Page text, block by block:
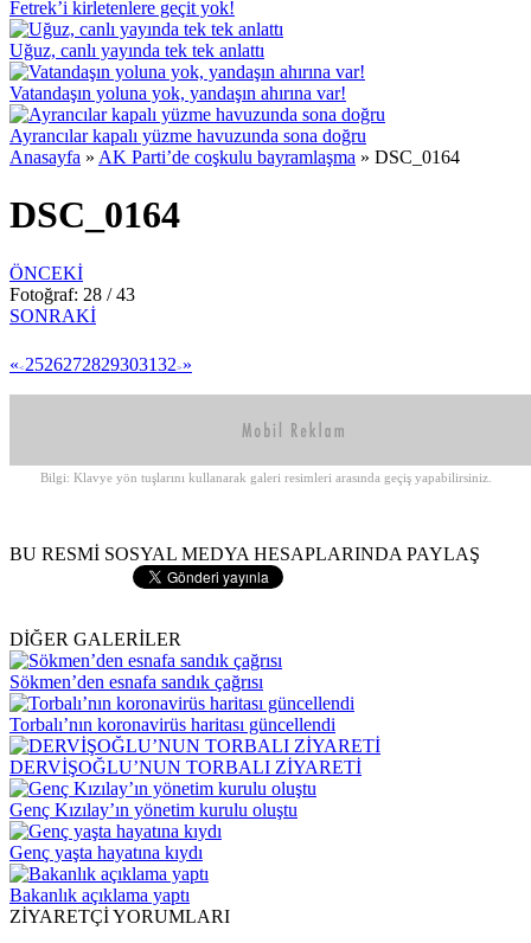
Fetrek’i kirletenlere geçit yok!
Uğuz, canlı yayında tek tek anlattı
Vatandaşın yoluna yok, yandaşın ahırına var!
Ayrancılar kapalı yüzme havuzunda sona doğru
Anasayfa » AK Parti’de coşkulu bayramlaşma » DSC_0164
DSC_0164
ÖNCEKİ
Fotoğraf: 28 / 43
SONRAKİ
«< 2526272829303132> »
Bilgi: Klavye yön tuşlarını kullanarak galeri resimleri arasında geçiş yapabilirsiniz.
BU RESMİ SOSYAL MEDYA HESAPLARINDA PAYLAŞ
DİĞER GALERİLER
Sökmen’den esnafa sandık çağrısı
Torbalı’nın koronavirüs haritası güncellendi
DERVİŞOĞLU’NUN TORBALI ZİYARETİ
Genç Kızılay’ın yönetim kurulu oluştu
Genç yaşta hayatına kıydı
Bakanlık açıklama yaptı
ZİYARETÇİ YORUMLARI